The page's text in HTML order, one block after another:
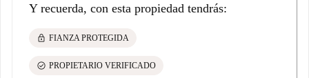
Y recuerda, con esta propiedad tendrás:
lock FIANZA PROTEGIDA
check_circle PROPIETARIO VERIFICADO